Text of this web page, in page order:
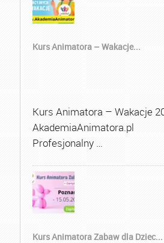
Kurs Animatora – Wakacje...
Kurs Animatora – Wakacje
AkademiaAnimatora.pl
Profesjonalny …
Kurs Animatora Zabaw dla Dziec...